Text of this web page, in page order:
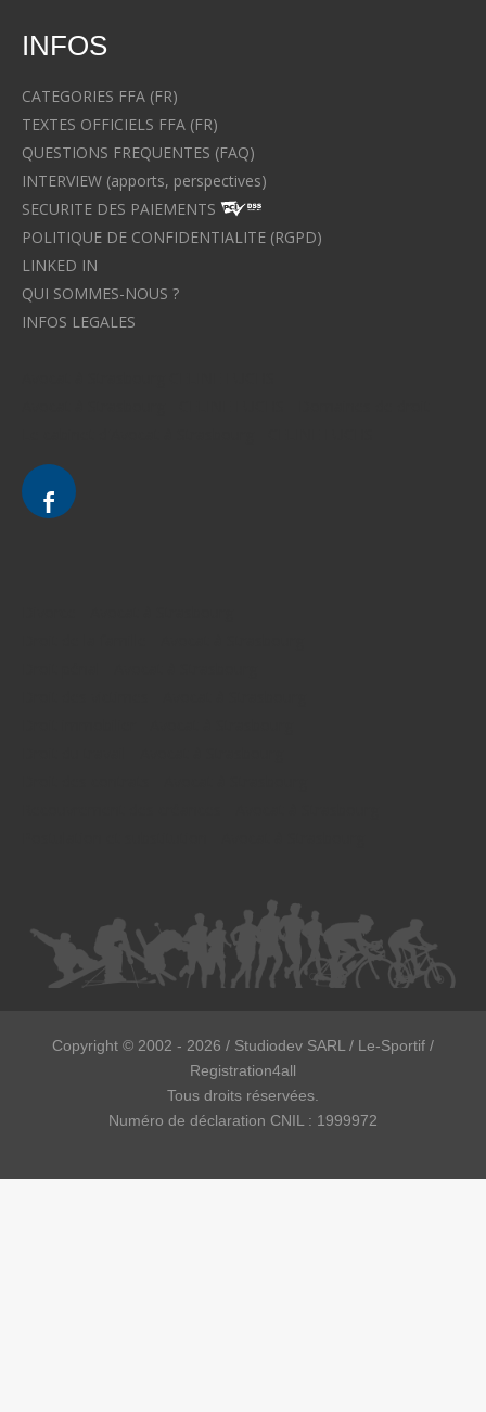
INFOS
CATEGORIES FFA (FR)
TEXTES OFFICIELS FFA (FR)
QUESTIONS FREQUENTES (FAQ)
INTERVIEW (apports, perspectives)
SECURITE DES PAIEMENTS
POLITIQUE DE CONFIDENTIALITE (RGPD)
LINKED IN
QUI SOMMES-NOUS ?
INFOS LEGALES
Copyright © 2002 - 2026 / Studiodev SARL / Le-Sportif /
Registration4all
Tous droits réservées.
Numéro de déclaration CNIL : 1999972